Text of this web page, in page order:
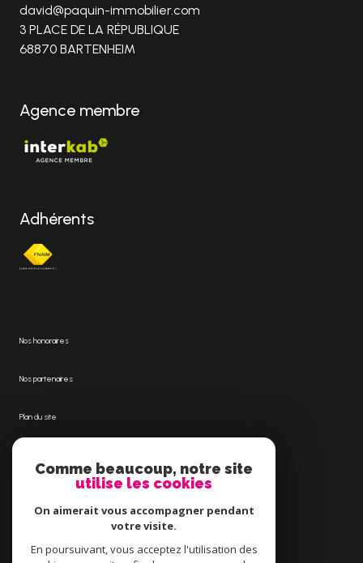
david@paquin-immobilier.com
3 PLACE DE LA RÉPUBLIQUE
68870 BARTENHEIM
Agence membre
Adhérents
Nos honoraires
Nos partenaires
Plan du site
Comme beaucoup, notre site
utilise les cookies
On aimerait vous accompagner pendant
votre visite.
En poursuivant, vous acceptez l'utilisation des